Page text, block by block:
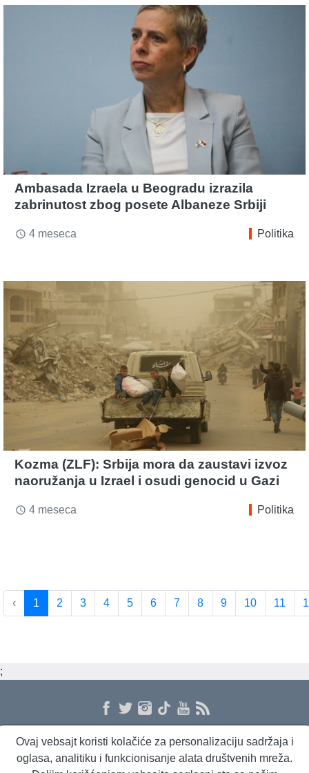
Ambasada Izraela u Beogradu izrazila
zabrinutost zbog posete Albaneze Srbiji
access_time 4 meseca Politika
Kozma (ZLF): Srbija mora da zaustavi izvoz
naoružanja u Izrael i osudi genocid u Gazi
access_time 4 meseca Politika
‹ 1 2 3 4 5 6 7 8 9 10 11
;
O nama Proizvodi i usluge Politika privatnosti Kontakt RSS
Ovaj vebsajt koristi kolačiće za personalizaciju sadržaja i
oglasa, analitiku i funkcionisanje alata društvenih mreža.